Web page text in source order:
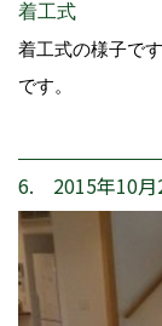
着工式
着工式の様子で
です。
6. 2015年10月